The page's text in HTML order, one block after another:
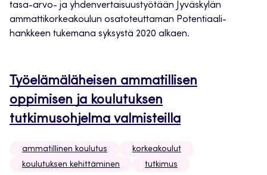
tasa-arvo- ja yhdenvertaisuustyötään Jyväskylän
ammattikorkeakoulun osatoteuttaman Potentiaali-
hankkeen tukemana syksystä 2020 alkaen.
Työelämäläheisen ammatillisen
oppimisen ja koulutuksen
tutkimusohjelma valmisteilla
ammatillinen koulutus
korkeakoulut
koulutuksen kehittäminen
tutkimus